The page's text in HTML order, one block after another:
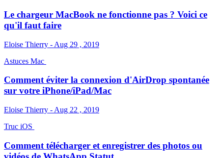
Le chargeur MacBook ne fonctionne pas ? Voici ce
qu'il faut faire
Eloise Thierry - Aug 29 , 2019
Astuces Mac
Comment éviter la connexion d'AirDrop spontanée
sur votre iPhone/iPad/Mac
Eloise Thierry - Aug 22 , 2019
Truc iOS
Comment télécharger et enregistrer des photos ou